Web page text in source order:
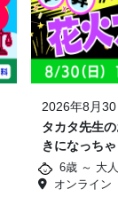
2026年8月
タカタ先生
きになっち
6歳 ～ 大人
オンライン